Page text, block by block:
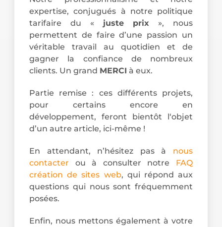
expertise, conjugués à notre politique
tarifaire du « juste prix », nous
permettent de faire d’une passion un
véritable travail au quotidien et de
gagner la confiance de nombreux
clients. Un grand MERCI à eux.
Partie remise : ces différents projets,
pour certains encore en
développement, feront bientôt l‘objet
d’un autre article, ici-même !
En attendant, n’hésitez pas à nous
contacter ou à consulter notre FAQ
création de sites web, qui répond aux
questions qui nous sont fréquemment
posées.
Enfin, nous mettons également à votre